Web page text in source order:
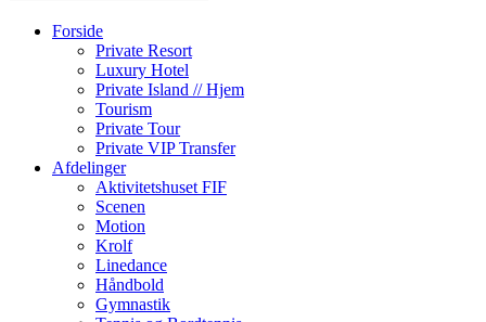
Forside
Private Resort
Luxury Hotel
Private Island // Hjem
Tourism
Private Tour
Private VIP Transfer
Afdelinger
Aktivitetshuset FIF
Scenen
Motion
Krolf
Linedance
Håndbold
Gymnastik